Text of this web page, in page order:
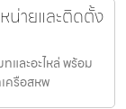
น่ายและติดตั้ง
และอะไหล่ พร้อม
ครือสหพ